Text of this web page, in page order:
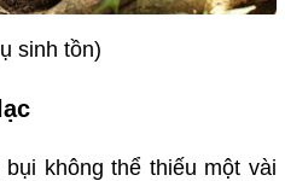
sinh tồn)
không thể thiếu một vài